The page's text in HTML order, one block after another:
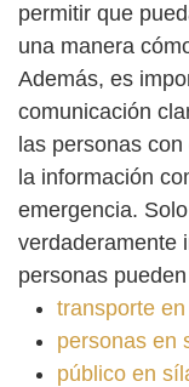
permitir que
una manera
Además, es
comunicación
las personas
la información
emergencia.
verdaderamente
personas
transporte
personas en
público en